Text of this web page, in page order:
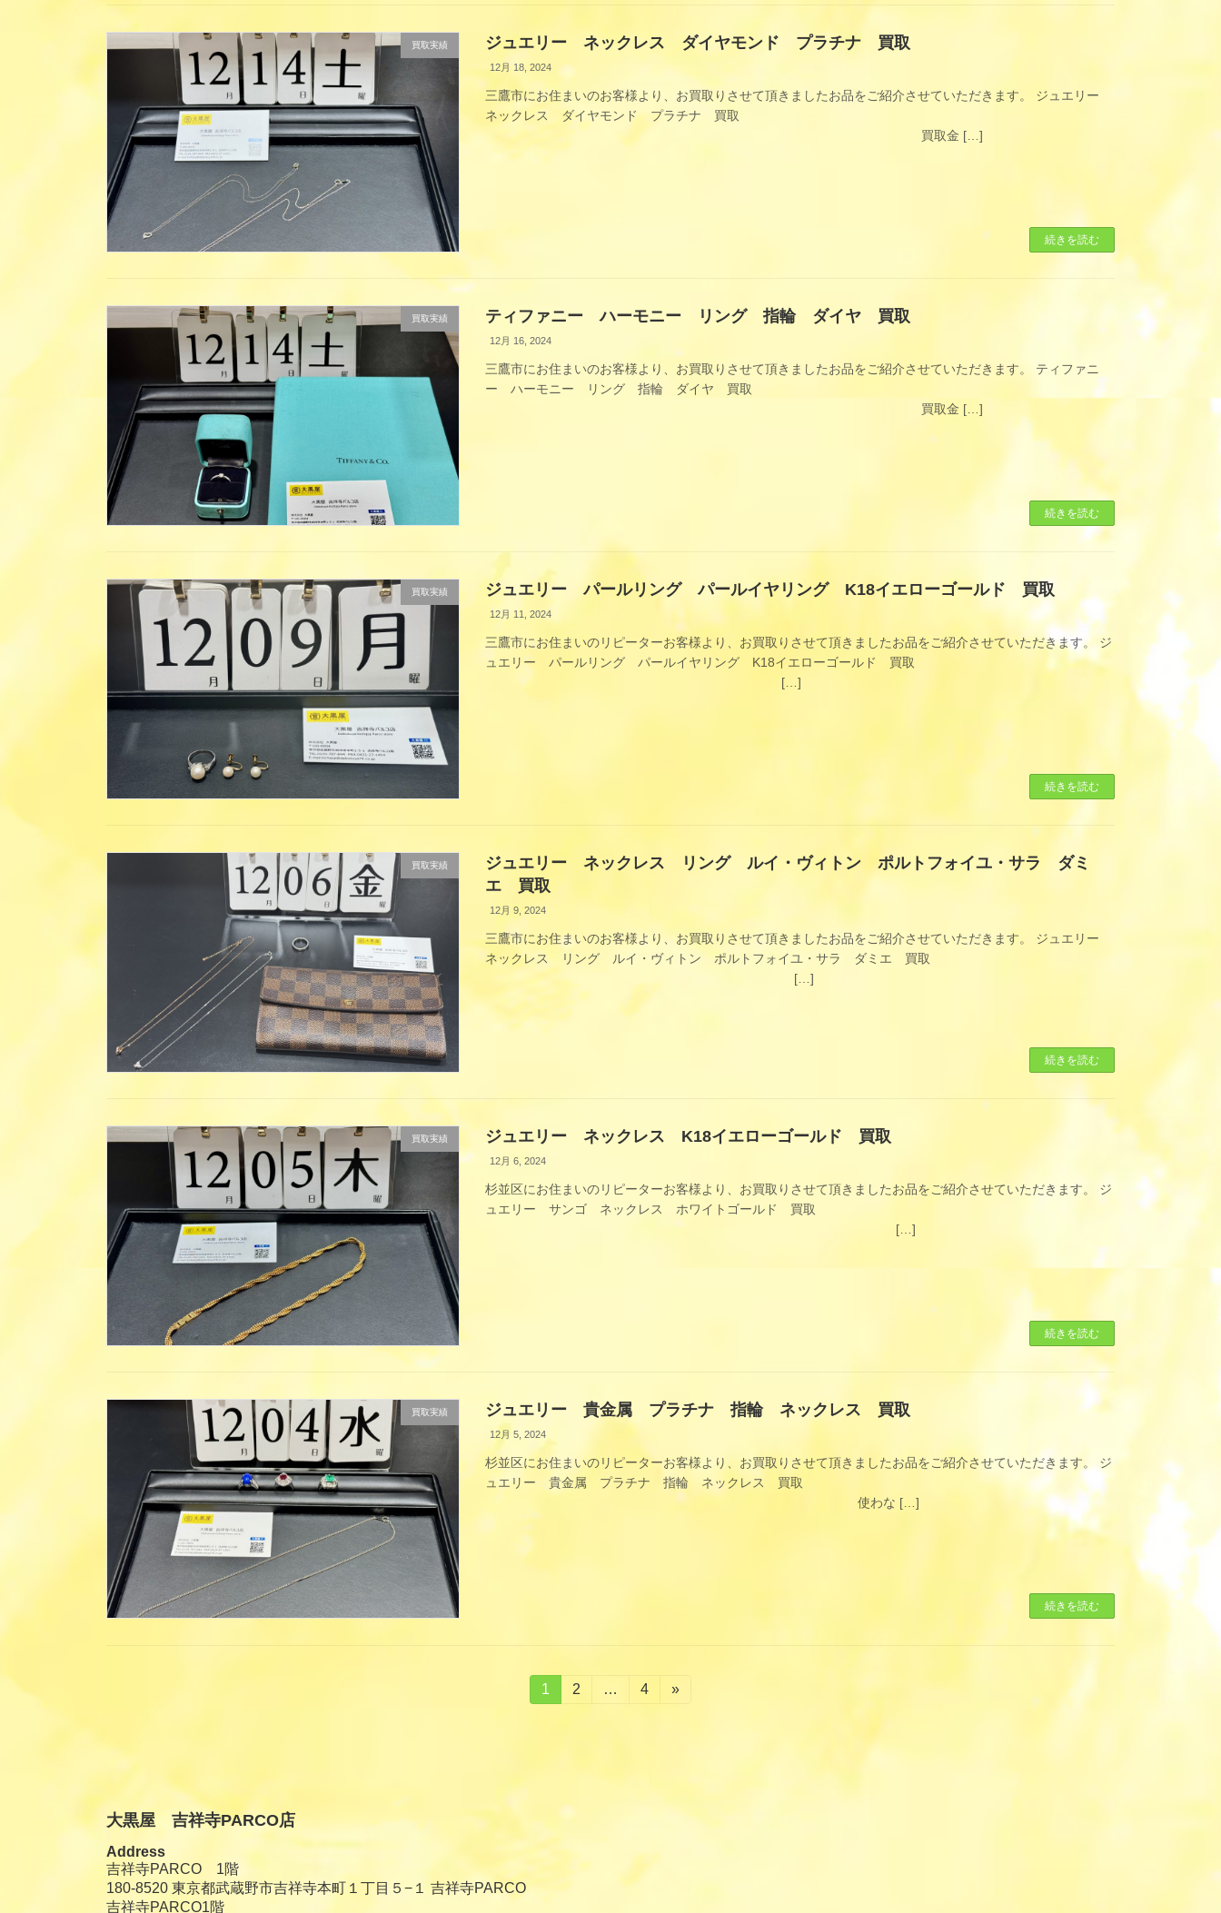
買取実績 ジュエリー ネックレス ダイヤモンド プラチナ 買取
12月 18, 2024
三鷹市にお住まいのお客様より、お買取りさせて頂きましたお品をご紹介させていただきます。 ジュエリー
ネックレス ダイヤモンド プラチナ 買取
買取金 […]
続きを読む
買取実績 ティファニー ハーモニー リング 指輪 ダイヤ 買取
12月 16, 2024
三鷹市にお住まいのお客様より、お買取りさせて頂きましたお品をご紹介させていただきます。 ティファニ
ー ハーモニー リング 指輪 ダイヤ 買取
買取金 […]
続きを読む
買取実績 ジュエリー パールリング パールイヤリング K18イエローゴールド 買取
12月 11, 2024
三鷹市にお住まいのリピーターお客様より、お買取りさせて頂きましたお品をご紹介させていただきます。 ジ
ュエリー パールリング パールイヤリング K18イエローゴールド 買取
[…]
続きを読む
買取実績
ジュエリー ネックレス リング ルイ・ヴィトン ポルトフォイユ・サラ ダミ
エ 買取
12月 9, 2024
三鷹市にお住まいのお客様より、お買取りさせて頂きましたお品をご紹介させていただきます。 ジュエリー
ネックレス リング ルイ・ヴィトン ポルトフォイユ・サラ ダミエ 買取
[…]
続きを読む
買取実績 ジュエリー ネックレス K18イエローゴールド 買取
12月 6, 2024
杉並区にお住まいのリピーターお客様より、お買取りさせて頂きましたお品をご紹介させていただきます。 ジ
ュエリー サンゴ ネックレス ホワイトゴールド 買取
[…]
続きを読む
買取実績 ジュエリー 貴金属 プラチナ 指輪 ネックレス 買取
12月 5, 2024
杉並区にお住まいのリピーターお客様より、お買取りさせて頂きましたお品をご紹介させていただきます。 ジ
ュエリー 貴金属 プラチナ 指輪 ネックレス 買取
使わな […]
続きを読む
の
ー
ジ
送
固
定
1
固
2 …
固
4 »
大黒屋 吉祥寺PARCO店
Address
吉祥寺PARCO 1階
180-8520 東京都武蔵野市吉祥寺本町１丁目５−１ 吉祥寺PARCO
吉祥寺PARCO1階